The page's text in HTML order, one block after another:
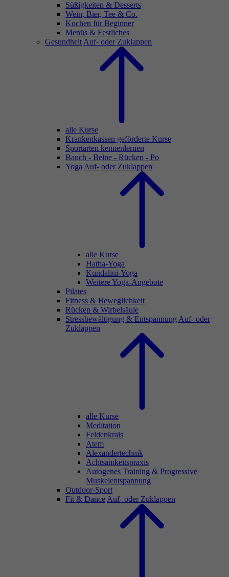
Süßigkeiten & Desserts
Wein, Bier, Tee & Co.
Kochen für Beginner
Menüs & Festliches
Gesundheit Auf- oder Zuklappen
alle Kurse
Krankenkassen geförderte Kurse
Sportarten kennenlernen
Bauch - Beine - Rücken - Po
Yoga Auf- oder Zuklappen
alle Kurse
Hatha-Yoga
Kundalini-Yoga
Weitere Yoga-Angebote
Pilates
Fitness & Beweglichkeit
Rücken & Wirbelsäule
Stressbewältigung & Entspannung Auf- oder
Zuklappen
alle Kurse
Meditation
Feldenkrais
Atem
Alexandertechnik
Achtsamkeitspraxis
Autogenes Training & Progressive
Muskelentspannung
Outdoor-Sport
Fit & Dance Auf- oder Zuklappen